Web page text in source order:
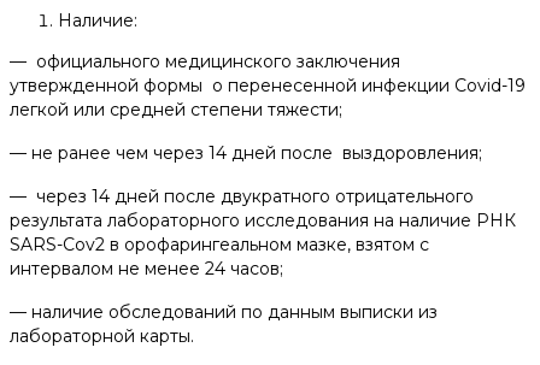
Наличие:
— официального медицинского заключения
утвержденной формы о перенесенной инфекции Covid-19
легкой или средней степени тяжести;
— не ранее чем через 14 дней после выздоровления;
— через 14 дней после двукратного отрицательного
результата лабораторного исследования на наличие РНК
SARS-Cov2 в орофарингеальном мазке, взятом с
интервалом не менее 24 часов;
— наличие обследований по данным выписки из
лабораторной карты.